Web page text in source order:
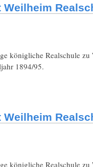
königliche Realschule
1894/95.
königliche Realschule